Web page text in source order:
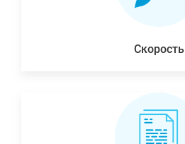
Скорость